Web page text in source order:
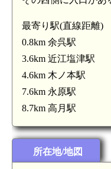
最寄り駅(直線距離)
0.8km 余呉駅
3.6km 近江塩津駅
4.6km 木ノ本駅
7.6km 永原駅
8.7km 高月駅
所在地/地図